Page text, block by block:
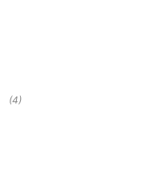
(4)